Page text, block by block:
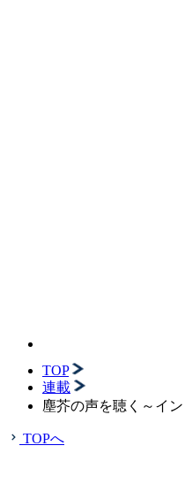
TOP
連載
塵芥の声を聴く～イ
TOPへ